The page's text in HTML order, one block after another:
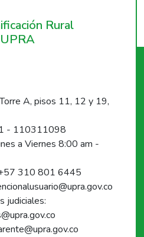
Rural
A, pisos 11, 12 y 19,
- 110311098
a Viernes 8:00 am -
310 801 6445
judiciales: